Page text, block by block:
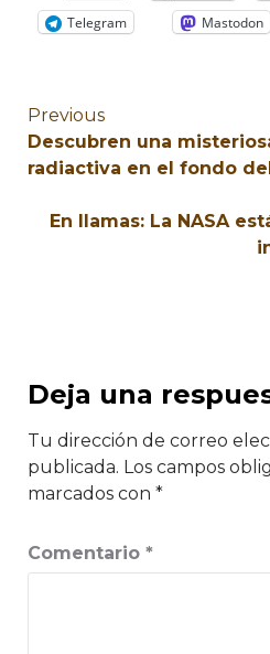
Telegram
Mastodon
Previous
Descubren una
radiactiva en el fondo
En llamas: La NASA
Deja una
Tu dirección de correo
publicada. Los campos
marcados con *
Comentario *